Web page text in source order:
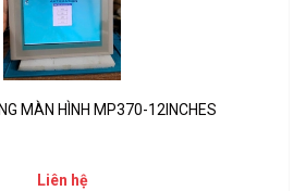
MÀN HÌNH MP370-12INCHES
Liên hệ